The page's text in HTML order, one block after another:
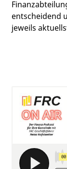
entscheidend
jeweils